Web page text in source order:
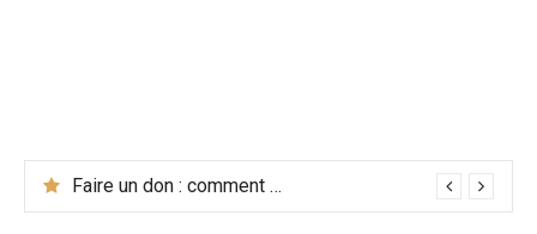
Faire un don : comment intégrer la générosité dans une gestion de budget responsable ?
Mutuelle d’entreprise : avantages concrets pour vos salariés